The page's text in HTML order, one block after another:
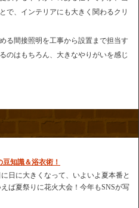
で、インテリアにも大きく関わるクリ
る間接照明を工事から設置まで担当す
のはもちろん、大きなやりがいを感じ
知識＆浴衣術！
日に大きくなって、いよいよ夏本番と
ば夏祭りに花火大会！今年もSNSが写